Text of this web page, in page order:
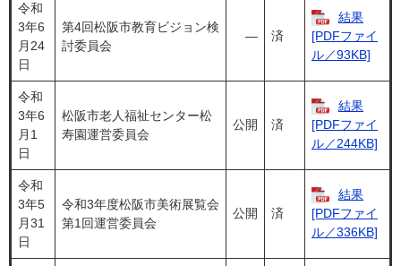
令和
3年6
月24
日
第4回松阪市教育ビジョン検
討委員会
― 済
結果
[PDFファイ
ル／93KB]
令和
3年6
月1
日
松阪市老人福祉センター松
寿園運営委員会
公開 済
結果
[PDFファイ
ル／244KB]
令和
3年5
月31
日
令和3年度松阪市美術展覧会
第1回運営委員会
公開 済
結果
[PDFファイ
ル／336KB]